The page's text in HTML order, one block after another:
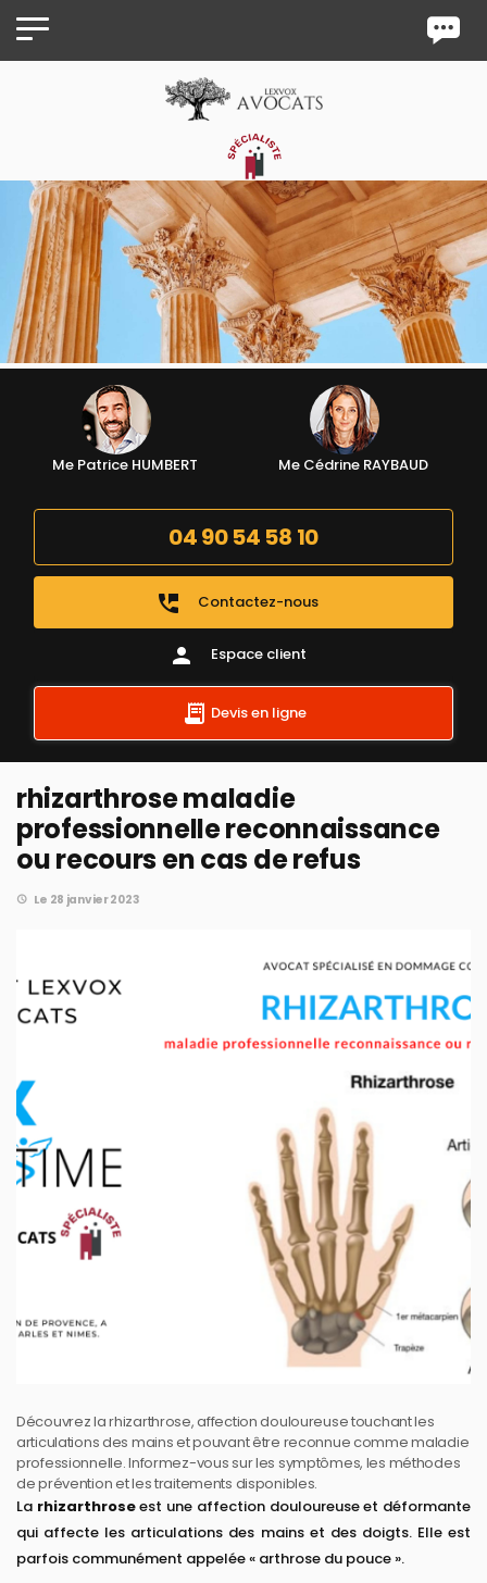
Me Patrice HUMBERT Me Cédrine RAYBAUD
04 90 54 58 10
perm_phone_msg Contactez-nous
person Espace client
Devis en ligne
rhizarthrose maladie
professionnelle reconnaissance
ou recours en cas de refus
Le 28 janvier 2023
Découvrez la rhizarthrose, affection douloureuse touchant les
articulations des mains et pouvant être reconnue comme maladie
professionnelle. Informez-vous sur les symptômes, les méthodes
de prévention et les traitements disponibles.
La rhizarthroseest une affection douloureuse et déformante
qui affecte les articulations des mains et des doigts. Elle est
parfois communément appelée « arthrose du pouce ».